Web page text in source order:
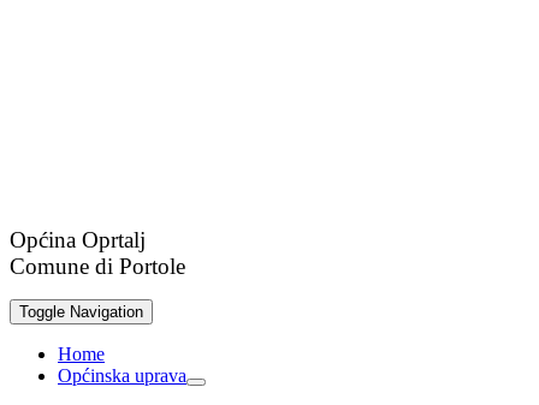
Općina Oprtalj
Comune di Portole
Toggle Navigation
Home
Općinska uprava